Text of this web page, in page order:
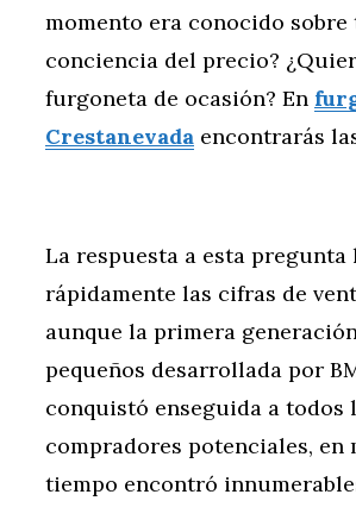
momento era conocido
conciencia del precio?
furgoneta de ocasión? En
Crestanevada encontrarás
La respuesta a esta pregunta
rápidamente las cifras de
aunque la primera
pequeños desarrollada por
conquistó enseguida a todos
compradores potenciales, en
tiempo encontró